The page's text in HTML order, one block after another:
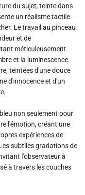
du sujet, teinte dans
un réalisme tactile
Le travail au pinceau
et de
méticuleusement
et la luminescence.
teintées d'une douce
d'innocence et d'un
non seulement pour
l'émotion, créant une
expériences de
subtiles gradations de
l'observateur à
à travers les couches